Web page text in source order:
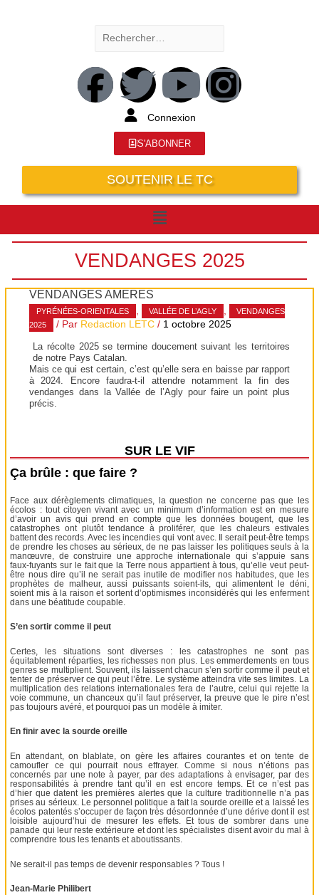
Connexion
S'ABONNER
SOUTENIR LE TC
VENDANGES 2025
VENDANGES AMÈRES
PYRÉNÉES-ORIENTALES , VALLÉE DE L’AGLY ,
VENDANGES
2025
/ Par Redaction LETC / 1 octobre 2025
La récolte 2025 se termine doucement suivant les territoires
de notre Pays Catalan.
Mais ce qui est certain, c’est qu’elle sera en baisse par rapport
à 2024. Encore faudra-t-il attendre notamment la fin des
vendanges dans la Vallée de l’Agly pour faire un point plus
précis.
SUR LE VIF
Ça brûle : que faire ?
Face aux dérèglements climatiques, la question ne concerne pas que les
écolos : tout citoyen vivant avec un minimum d’information est en mesure
d’avoir un avis qui prend en compte que les données bougent, que les
catastrophes ont plutôt tendance à proliférer, que les chaleurs estivales
battent des records. Avec les incendies qui vont avec. Il serait peut-être temps
de prendre les choses au sérieux, de ne pas laisser les politiques seuls à la
manœuvre, de construire une approche internationale qui s’appuie sans
faux-fuyants sur le fait que la Terre nous appartient à tous, qu’elle veut peut-
être nous dire qu’il ne serait pas inutile de modifier nos habitudes, que les
prophètes de malheur, aussi puissants soient-ils, qui alimentent le déni,
soient mis à la raison et sortent d’optimismes inconsidérés qui les enferment
dans une béatitude coupable.
S’en sortir comme il peut
Certes, les situations sont diverses : les catastrophes ne sont pas
équitablement réparties, les richesses non plus. Les emmerdements en tous
genres se multiplient. Souvent, ils laissent chacun s’en sortir comme il peut et
tenter de préserver ce qui peut l’être. Le système atteindra vite ses limites. La
multiplication des relations internationales fera de l’autre, celui qui rejette la
voie commune, un chanceux qu’il faut préserver, la preuve que le pire n’est
pas toujours avéré, et pourquoi pas un modèle à imiter.
En finir avec la sourde oreille
En attendant, on blablate, on gère les affaires courantes et on tente de
camoufler ce qui pourrait nous effrayer. Comme si nous n’étions pas
concernés par une note à payer, par des adaptations à envisager, par des
responsabilités à prendre tant qu’il en est encore temps. Et ce n’est pas
d’hier que datent les premières alertes que la culture traditionnelle n’a pas
prises au sérieux. Le personnel politique a fait la sourde oreille et a laissé les
écolos patentés s’occuper de façon très désordonnée d’une dérive dont il est
loisible aujourd’hui de mesurer les effets. Et tous de sombrer dans une
panade qui leur reste extérieure et dont les spécialistes disent avoir du mal à
comprendre tous les tenants et aboutissants.
Ne serait-il pas temps de devenir responsables ? Tous !
Jean-Marie Philibert